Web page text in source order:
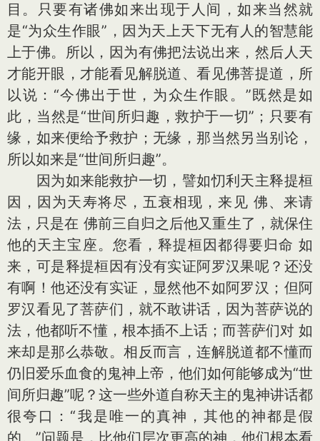
目。只要有诸佛如来出现于人间，如来当然就
是“为众生作眼”，因为天上天下无有人的智慧能
上于佛。所以，因为有佛把法说出来，然后人天
才能开眼，才能看见解脱道、看见佛菩提道，所
以说：“今佛出于世，为众生作眼。”既然是如
此，当然是“世间所归趣，救护于一切”；只要有
缘，如来便给予救护；无缘，那当然另当别论，
所以如来是“世间所归趣”。
因为如来能救护一切，譬如忉利天主释提桓
因，因为天寿将尽，五衰相现，来见 佛、来请
法，只是在 佛前三自归之后他又重生了，就保住
他的天主宝座。您看，释提桓因都得要归命 如
来，可是释提桓因有没有实证阿罗汉果呢？还没
有啊！他还没有实证，显然他不如阿罗汉；但阿
罗汉看见了菩萨们，就不敢讲话，因为菩萨说的
法，他都听不懂，根本插不上话；而菩萨们对 如
来却是那么恭敬。相反而言，连解脱道都不懂而
仍旧爱乐血食的鬼神上帝，他们如何能够成为“世
间所归趣”呢？这一些外道自称天主的鬼神讲话都
很夸口：“我是唯一的真神，其他的神都是假
的。”问题是，比他们层次更高的神，他们根本看